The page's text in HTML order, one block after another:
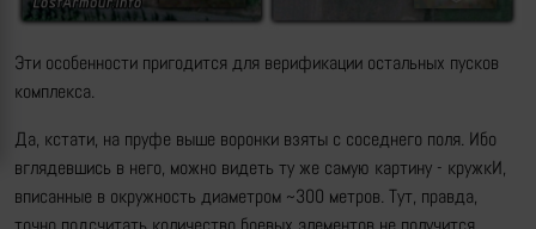
Эти особенности пригодится для верификации остальных пусков
комплекса.
Да, кстати, на пруфе выше воронки взяты с соседнего поля. Ибо
вглядевшись в него, можно видеть ту же самую картину - кружкИ,
вписанные в окружность диаметром ~300 метров. Тут, правда,